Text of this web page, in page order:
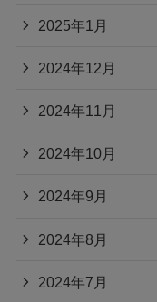
2025年1月
2024年12月
2024年11月
2024年10月
2024年9月
2024年8月
2024年7月